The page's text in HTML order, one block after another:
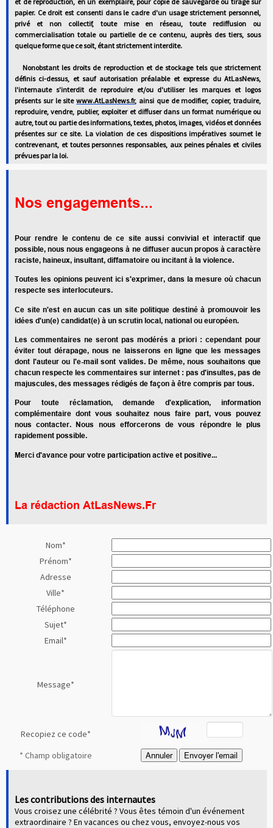
papier. Ce droit est consenti dans le cadre d'un usage strictement personnel,
privé et non collectif, toute mise en réseau, toute rediffusion ou
commercialisation totale ou partielle de ce contenu, auprès des tiers, sous
quelque forme que ce soit, étant strictement interdite.
Nonobstant les droits de reproduction et de stockage tels que strictement
définis ci-dessus, et sauf autorisation préalable et expresse du AtLasNews,
l'internaute s'interdit de reproduire et/ou d'utiliser les marques et logos
présents sur le sitewww.AtLasNews.fr, ainsi que de modifier, copier, traduire,
reproduire, vendre, publier, exploiter et diffuser dans un format numérique ou
autre, tout ou partie des informations, textes, photos, images, vidéos et données
présentes sur ce site. La violation de ces dispositions impératives soumet le
contrevenant, et toutes personnes responsables, aux peines pénales et civiles
prévues par la loi.
Nos engagements...
Pour rendre le contenu de ce site aussi convivial et interactif que
possible, nous nous engageons à ne diffuser aucun propos à caractère
raciste, haineux, insultant, diffamatoire ou incitant à la violence.
Toutes les opinions peuvent ici s'exprimer, dans la mesure où chacun
respecte ses interlocuteurs.
Ce site n'est en aucun cas un site politique destiné à promouvoir les
idées d'un(e) candidat(e) à un scrutin local, national ou européen.
Les commentaires ne seront pas modérés a priori : cependant pour
éviter tout dérapage, nous ne laisserons en ligne que les messages
dont l'auteur ou l'e-mail sont valides. De même, nous souhaitons que
chacun respecte les commentaires sur internet : pas d'insultes, pas de
majuscules, des messages rédigés de façon à être compris par tous.
Pour toute réclamation, demande d'explication, information
complémentaire dont vous souhaitez nous faire part, vous pouvez
nous contacter. Nous nous efforcerons de vous répondre le plus
rapidement possible.
Merci d'avance pour votre participation active et positive...
La rédaction AtLasNews.Fr
Nom*
Prénom*
Adresse
Ville*
Téléphone
Sujet*
Email*
Message*
Recopiez ce code*
* Champ obligatoire
Les contributions des internautes
Vous croisez une célébrité ? Vous êtes témoin d'un événement
extraordinaire ? En vacances ou chez vous, envoyez-nous vos